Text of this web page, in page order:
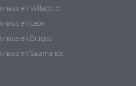
en Valladolid
en León
en Burgos
en Salamanca